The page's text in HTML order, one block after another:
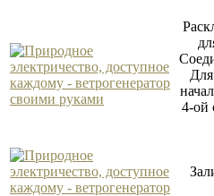
4-ой